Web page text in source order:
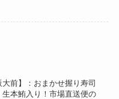
前】：おまかせ握り寿司
本鮪入り！市場直送便の